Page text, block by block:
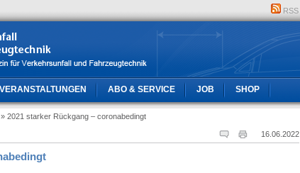
RSS
VERANSTALTUNGEN ABO & SERVICE JOB SHOP
» 2021 starker Rückgang – coronabedingt
16.06.2022